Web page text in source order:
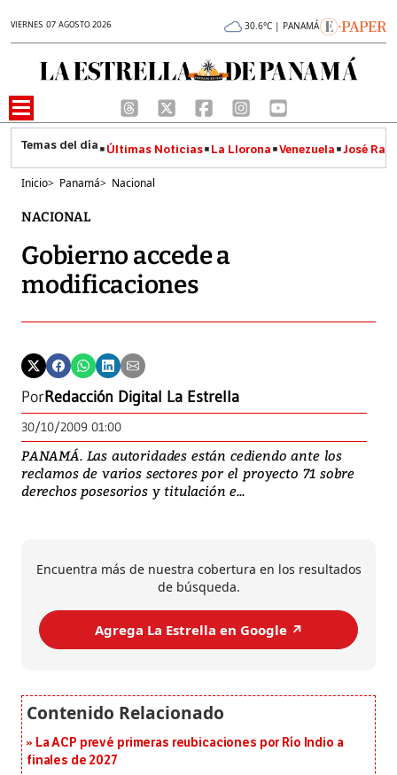
VIERNES 07 AGOSTO 2026 30.6°C | PANAMÁ
Últimas Noticias La Llorona Venezuela José
Inicio> Panamá> Nacional
NACIONAL
Gobierno accede a
modificaciones
PorRedacción Digital La Estrella
30/10/2009 01:00
PANAMÁ. Las autoridades están cediendo ante los
reclamos de varios sectores por el proyecto 71 sobre
derechos posesorios y titulación e...
Encuentra más de nuestra cobertura en los resultados
de búsqueda.
Agrega La Estrella en Google ↗️
La ACP prevé primeras reubicaciones por Río Indio a
finales de 2027